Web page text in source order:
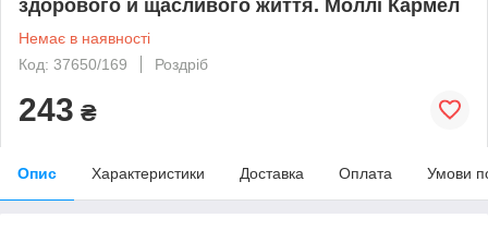
здорового й щасливого життя. Моллі Кармел
Немає в наявності
Код: 37650/169
Роздріб
243 ₴
Опис Характеристики Доставка Оплата Умови